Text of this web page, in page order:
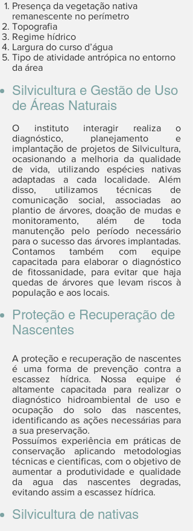
Presença da vegetação nativa
remanescente no perímetro
Topografia
Regime hídrico
Largura do curso d’água
Tipo de atividade antrópica no entorno
da área
Silvicultura e Gestão de Uso
de Áreas Naturais
O instituto interagir realiza o
diagnóstico, planejamento e
implantação de projetos de Silvicultura,
ocasionando a melhoria da qualidade
de vida, utilizando espécies nativas
adaptadas a cada localidade. Além
disso, utilizamos técnicas de
comunicação social, associadas ao
plantio de árvores, doação de mudas e
monitoramento, além de toda
manutenção pelo período necessário
para o sucesso das árvores implantadas.
Contamos também com equipe
capacitada para elaborar o diagnóstico
de fitossanidade, para evitar que haja
quedas de árvores que levam riscos à
população e aos locais.
Proteção e Recuperação de
Nascentes
A proteção e recuperação de nascentes
é uma forma de prevenção contra a
escassez hídrica. Nossa equipe é
altamente capacitada para realizar o
diagnóstico hidroambiental de uso e
ocupação do solo das nascentes,
identificando as ações necessárias para
a sua preservação.
Possuímos experiência em práticas de
conservação aplicando metodologias
técnicas e cientificas, com o objetivo de
aumentar a produtividade e qualidade
da agua das nascentes degradas,
evitando assim a escassez hídrica.
Silvicultura de nativas